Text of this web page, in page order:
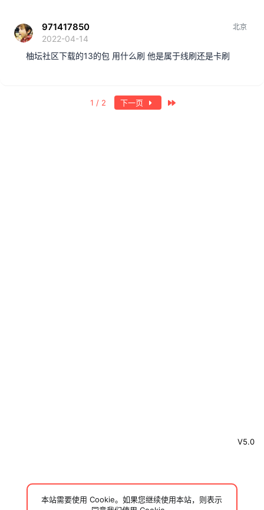
971417850
2022-04-14
北京
柚坛社区下载的13的包 用什么刷 他是属于线刷还是卡刷
1 / 2 下一页
V5.0
本站需要使用 Cookie。如果您继续使用本站，则表示